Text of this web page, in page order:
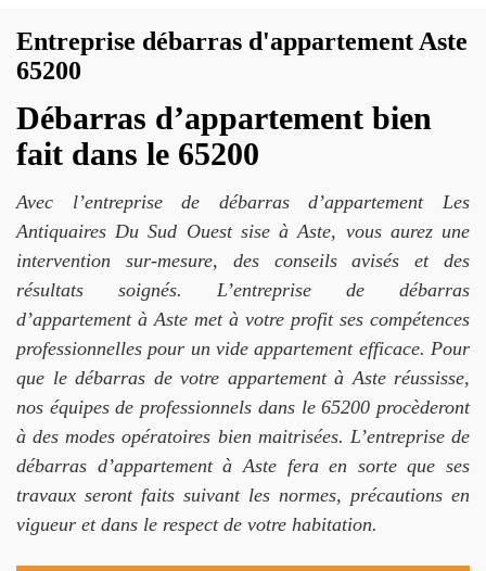
Entreprise débarras d'appartement Aste
65200
Débarras d’appartement bien
fait dans le 65200
Avec l’entreprise de débarras d’appartement Les
Antiquaires Du Sud Ouest sise à Aste, vous aurez une
intervention sur-mesure, des conseils avisés et des
résultats soignés. L’entreprise de débarras
d’appartement à Aste met à votre profit ses compétences
professionnelles pour un vide appartement efficace. Pour
que le débarras de votre appartement à Aste réussisse,
nos équipes de professionnels dans le 65200 procèderont
à des modes opératoires bien maitrisées. L’entreprise de
débarras d’appartement à Aste fera en sorte que ses
travaux seront faits suivant les normes, précautions en
vigueur et dans le respect de votre habitation.